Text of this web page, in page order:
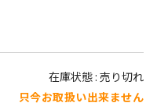
在庫状態 : 売り切れ
只今お取扱い出来ません